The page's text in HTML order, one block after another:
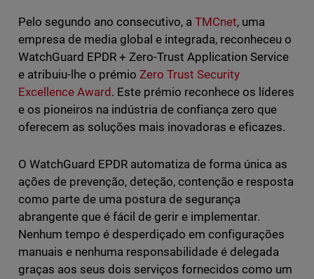
Pelo segundo ano consecutivo, aTMCnet, uma
empresa de media global e integrada, reconheceu o
WatchGuard EPDR + Zero-Trust Application Service
e atribuiu-lhe o prémio Zero Trust Security
Excellence Award . Este prémio reconhece os líderes
e os pioneiros na indústria de confiança zero que
oferecem as soluções mais inovadoras e eficazes.
O WatchGuard EPDR automatiza de forma única as
ações de prevenção, deteção, contenção e resposta
como parte de uma postura de segurança
abrangente que é fácil de gerir e implementar.
Nenhum tempo é desperdiçado em configurações
manuais e nenhuma responsabilidade é delegada
graças aos seus dois serviços fornecidos como um